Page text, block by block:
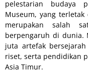
pelestarian budaya
Museum, yang
merupakan salah
berpengaruh di dunia.
juta artefak
riset, serta pendidikan
Asia Timur.